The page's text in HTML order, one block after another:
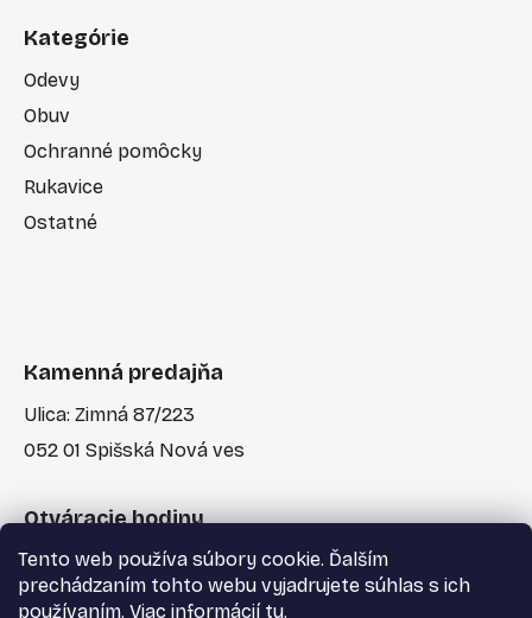
Tento web používa súbory cookie. Ďalším
prechádzaním tohto webu vyjadrujete súhlas s ich
používaním. Viac informácií tu.
Kategórie
Odevy
Obuv
Ochranné pomôcky
Rukavice
Ostatné
Kamenná predajňa
Ulica: Zimná 87/223
052 01 Spišská Nová ves
Otváracie hodiny
Po-Pia: 7:30 - 17:00